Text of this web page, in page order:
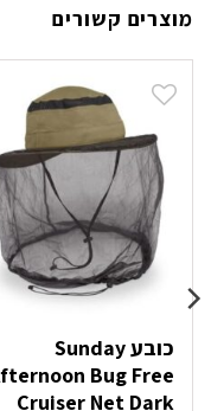
מוצרים קשורים
כובע Sunday
Bug Free
Cruiser Net Dark